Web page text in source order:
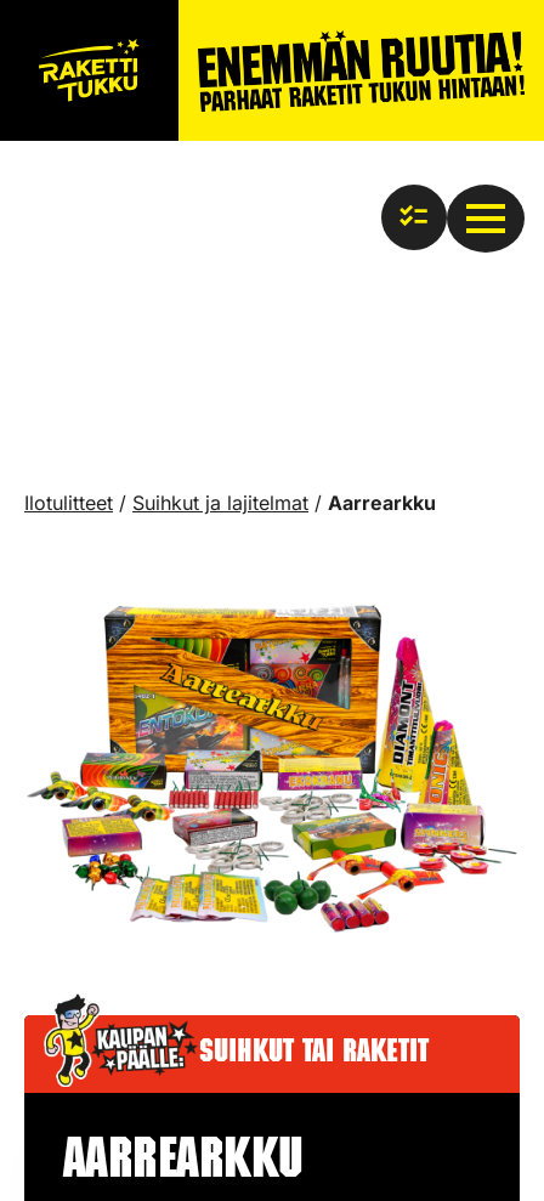
Ilotulitteet / Suihkut ja lajitelmat / Aarrearkku
Suihkut tai raketit
Aarrearkku